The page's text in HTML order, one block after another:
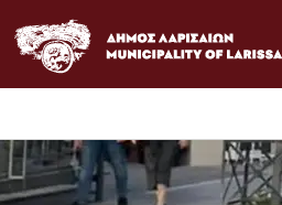
στο
περιεχόμενο